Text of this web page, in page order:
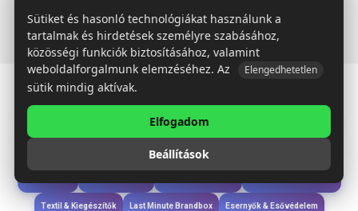
COLOUR Acél uzsonnás doboz, 750 ml
Étkezés & Ivás
Wellness & Ápolás
Textil & Kiegészítők Last Minute Brandbox Esernyők & Esővédelem
Sütiket és hasonló technológiákat használunk a
tartalmak és hirdetések személyre szabásához,
közösségi funkciók biztosításához, valamint
weboldalforgalmunk elemzéséhez. Az
Elengedhetetlen
sütik mindig aktívak.
Elfogadom
Beállítások